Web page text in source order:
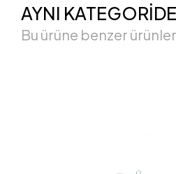
AYNI
Bu ürüne benzer